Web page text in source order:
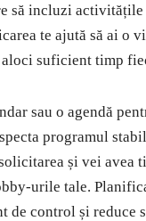
să incluzi activitățile
te ajută să ai o
aloci suficient timp
sau o agendă
programul
și vei avea
urile tale.
de control și reduce